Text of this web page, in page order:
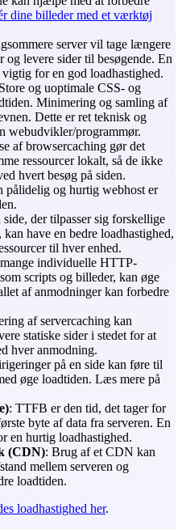
dine billeder med et værktøj
server vil tage længere
og levere sider til besøgende. En
for en god loadhastighed.
og uoptimale CSS- og
Minimering og samling af
Dette er ret teknisk og
webudvikler/programmør.
af browsercaching gør det
ressourcer lokalt, så de ikke
hvert besøg på siden.
pålidelig og hurtig webhost er
side, der tilpasser sig forskellige
have en bedre loadhastighed,
til hver enhed.
individuelle HTTP-
scripts og billeder, kan øge
af anmodninger kan forbedre
af servercaching kan
statiske sider i stedet for at
hver anmodning.
på en side kan føre til
øge loadtiden. Læs mere på
: TTFB er den tid, det tager for
byte af data fra serveren. En
en hurtig loadhastighed.
(CDN): Brug af et CDN kan
mellem serveren og
loadtiden.
loadhastighed her.